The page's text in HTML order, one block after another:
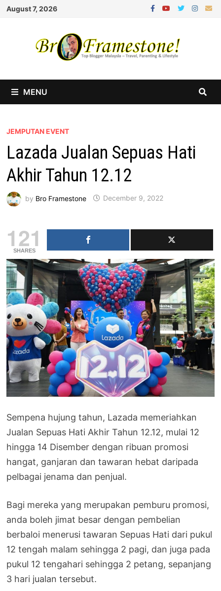
Skip
August 7, 2026
MENU
JEMPUTAN EVENT
Lazada Jualan Sepuas Hati
Akhir Tahun 12.12
by Bro Framestone December 9, 2022
121
SHARES
Sempena hujung tahun, Lazada memeriahkan
Jualan Sepuas Hati Akhir Tahun 12.12, mulai 12
hingga 14 Disember dengan ribuan promosi
hangat, ganjaran dan tawaran hebat daripada
pelbagai jenama dan penjual.
Bagi mereka yang merupakan pemburu promosi,
anda boleh jimat besar dengan pembelian
berbaloi menerusi tawaran Sepuas Hati dari pukul
12 tengah malam sehingga 2 pagi, dan juga pada
pukul 12 tengahari sehingga 2 petang, sepanjang
3 hari jualan tersebut.